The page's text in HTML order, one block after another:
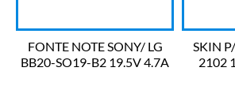
FONTE NOTE SONY/ LG
BB20-SO19-B2 19.5V 4.7A
SKIN
2102